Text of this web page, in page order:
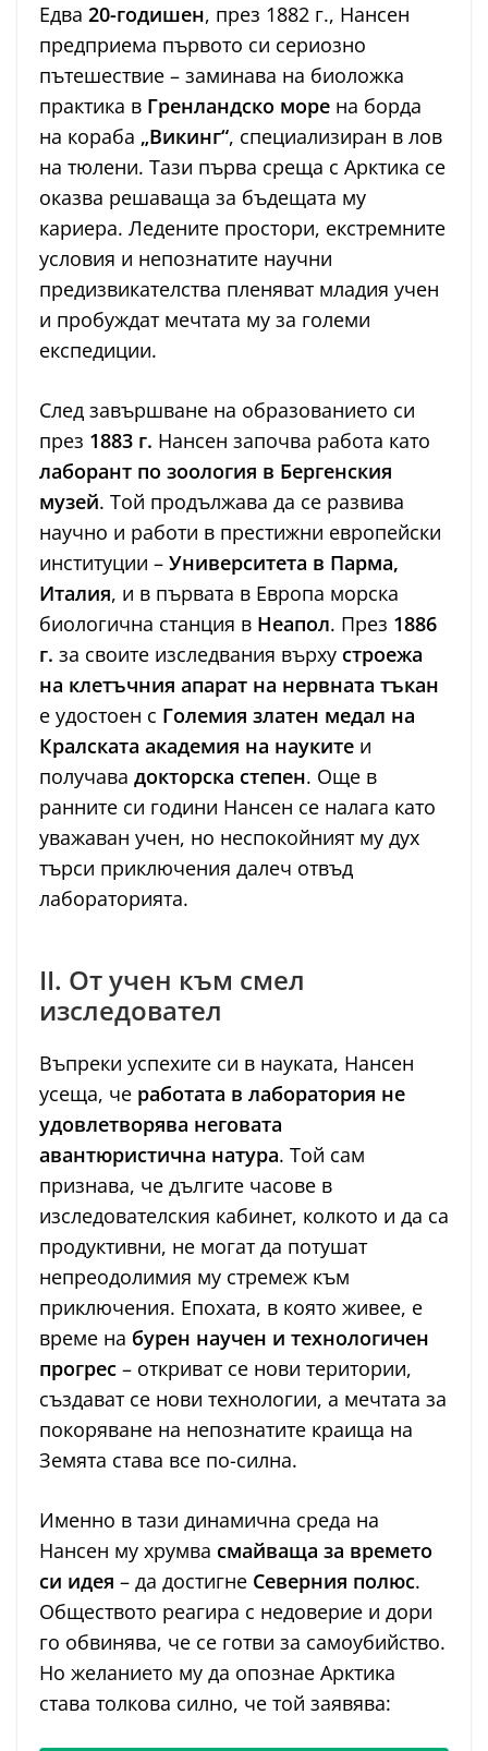
Едва 20-годишен, през 1882 г., Нансен
предприема първото си сериозно
пътешествие – заминава на биоложка
практика в Гренландско море на борда
на кораба „Викинг“, специализиран в лов
на тюлени. Тази първа среща с Арктика се
оказва решаваща за бъдещата му
кариера. Ледените простори, екстремните
условия и непознатите научни
предизвикателства пленяват младия учен
и пробуждат мечтата му за големи
експедиции.
След завършване на образованието си
през 1883 г. Нансен започва работа като
лаборант по зоология в Бергенския
музей. Той продължава да се развива
научно и работи в престижни европейски
институции – Университета в Парма,
Италия, и в първата в Европа морска
биологична станция в Неапол. През 1886
г. за своите изследвания върху строежа
на клетъчния апарат на нервната тъкан
е удостоен с Големия златен медал на
Кралската академия на науките и
получава докторска степен. Още в
ранните си години Нансен се налага като
уважаван учен, но неспокойният му дух
търси приключения далеч отвъд
лабораторията.
II. От учен към смел
изследовател
Въпреки успехите си в науката, Нансен
усеща, че работата в лаборатория не
удовлетворява неговата
авантюристична натура. Той сам
признава, че дългите часове в
изследователския кабинет, колкото и да са
продуктивни, не могат да потушат
непреодолимия му стремеж към
приключения. Епохата, в която живее, е
време на бурен научен и технологичен
прогрес – откриват се нови територии,
създават се нови технологии, а мечтата за
покоряване на непознатите краища на
Земята става все по-силна.
Именно в тази динамична среда на
Нансен му хрумва смайваща за времето
си идея – да достигне Северния полюс.
Обществото реагира с недоверие и дори
го обвинява, че се готви за самоубийство.
Но желанието му да опознае Арктика
става толкова силно, че той заявява: